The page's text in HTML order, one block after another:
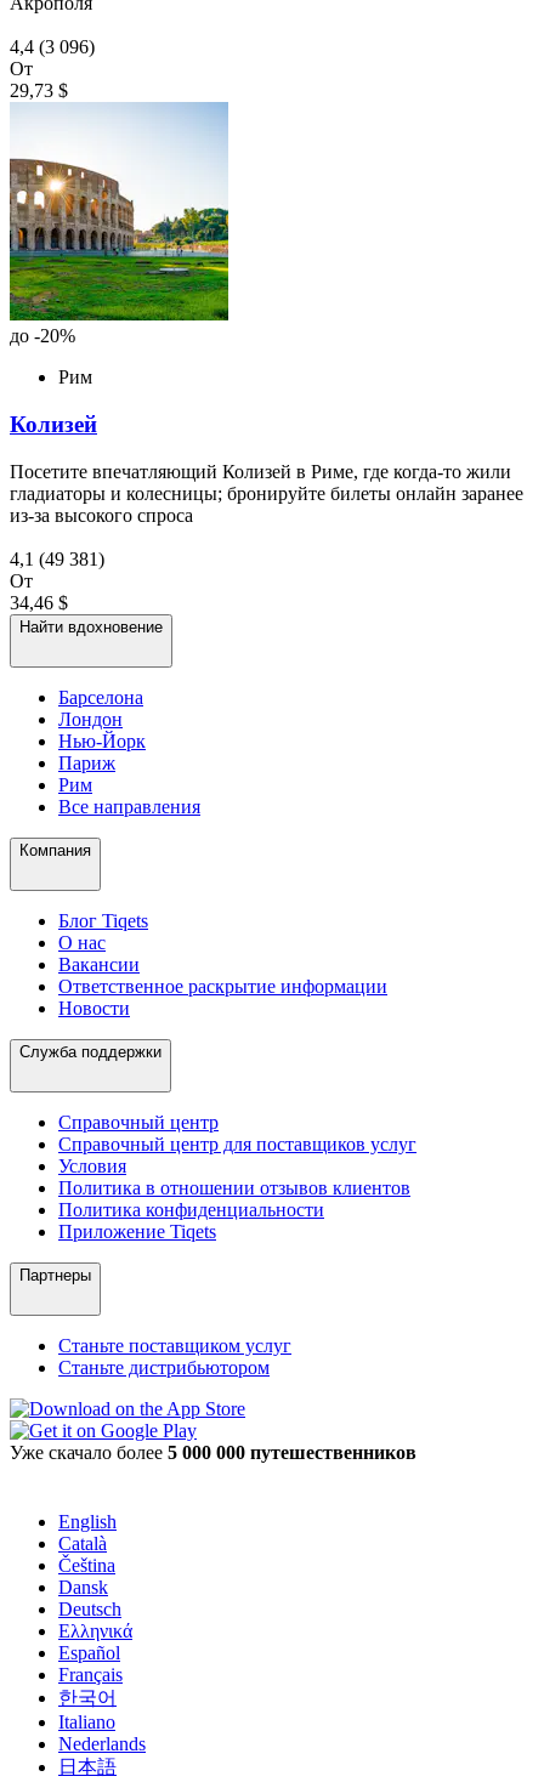
4,4 (3 096)
От
29,73 $
до -20%
Рим
Колизей
Посетите впечатляющий Колизей в Риме, где когда-то жили
гладиаторы и колесницы; бронируйте билеты онлайн заранее
из-за высокого спроса
4,1 (49 381)
От
34,46 $
Найти вдохновение
Барселона
Лондон
Нью-Йорк
Париж
Рим
Все направления
Компания
Блог Tiqets
О нас
Вакансии
Ответственное раскрытие информации
Новости
Служба поддержки
Справочный центр
Справочный центр для поставщиков услуг
Условия
Политика в отношении отзывов клиентов
Политика конфиденциальности
Приложение Tiqets
Партнеры
Станьте поставщиком услуг
Станьте дистрибьютором
Уже скачало более 5 000 000 путешественников
English
Català
Čeština
Dansk
Deutsch
Ελληνικά
Español
Français
한국어
Italiano
Nederlands
日本語